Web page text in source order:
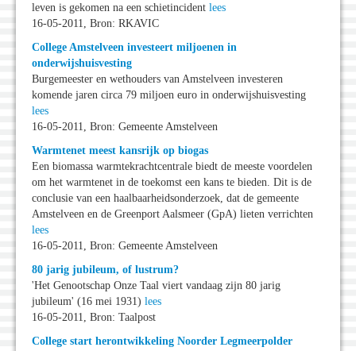
leven is gekomen na een schietincident lees
16-05-2011, Bron: RKAVIC
College Amstelveen investeert miljoenen in
onderwijshuisvesting
Burgemeester en wethouders van Amstelveen investeren
komende jaren circa 79 miljoen euro in onderwijshuisvesting
lees
16-05-2011, Bron: Gemeente Amstelveen
Warmtenet meest kansrijk op biogas
Een biomassa warmtekrachtcentrale biedt de meeste voordelen
om het warmtenet in de toekomst een kans te bieden. Dit is de
conclusie van een haalbaarheidsonderzoek, dat de gemeente
Amstelveen en de Greenport Aalsmeer (GpA) lieten verrichten
lees
16-05-2011, Bron: Gemeente Amstelveen
80 jarig jubileum, of lustrum?
'Het Genootschap Onze Taal viert vandaag zijn 80 jarig
jubileum' (16 mei 1931) lees
16-05-2011, Bron: Taalpost
College start herontwikkeling Noorder Legmeerpolder